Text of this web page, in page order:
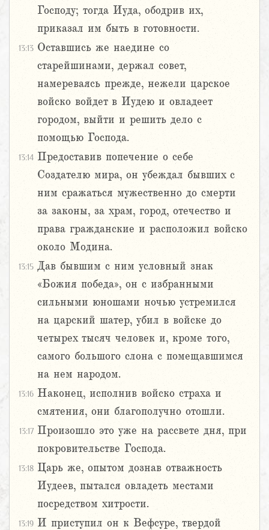
Господу; тогда Иуда, ободрив их,
приказал им быть в готовности.
13:13 Оставшись же наедине со
старейшинами, держал совет,
намереваясь прежде, нежели царское
войско войдет в Иудею и овладеет
городом, выйти и решить дело с
помощью Господа.
13:14 Предоставив попечение о себе
Создателю мира, он убеждал бывших с
ним сражаться мужественно до смерти
за законы, за храм, город, отечество и
права гражданские и расположил войско
около Модина.
13:15 Дав бывшим с ним условный знак
«Божия победа», он с избранными
сильными юношами ночью устремился
на царский шатер, убил в войске до
четырех тысяч человек и, кроме того,
самого большого слона с помещавшимся
на нем народом.
13:16 Наконец, исполнив войско страха и
смятения, они благополучно отошли.
13:17 Произошло это уже на рассвете дня, при
покровительстве Господа.
13:18 Царь же, опытом дознав отважность
Иудеев, пытался овладеть местами
посредством хитрости.
13:19 И приступил он к Вефсуре, твердой